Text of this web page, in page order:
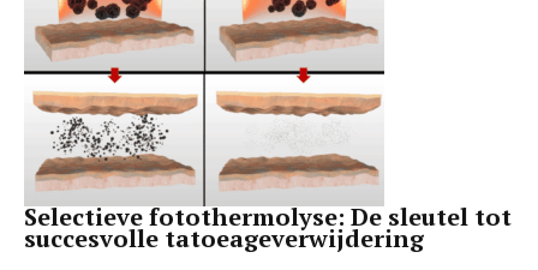
Selectieve fotothermolyse: De sleutel tot
succesvolle tatoeageverwijdering